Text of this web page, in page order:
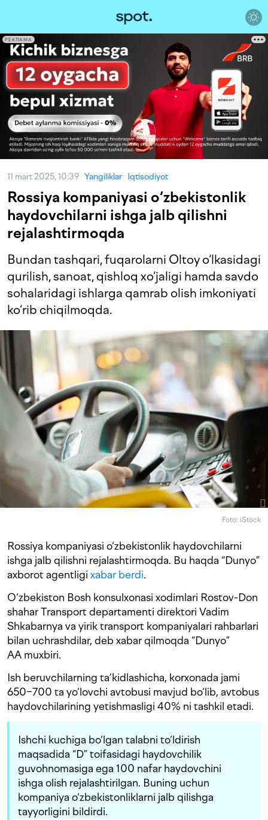
РЕКЛАМА
11 mart 2025, 10:39 Yangiliklar Iqtisodiyot
Rossiya kompaniyasi o‘zbekistonlik
haydovchilarni ishga jalb qilishni
rejalashtirmoqda
Bundan tashqari, fuqarolarni Oltoy o‘lkasidagi
qurilish, sanoat, qishloq xo‘jaligi hamda savdo
sohalaridagi ishlarga qamrab olish imkoniyati
ko‘rib chiqilmoqda.
Foto: iStock
Rossiya kompaniyasi o‘zbekistonlik haydovchilarni
ishga jalb qilishni rejalashtirmoqda. Bu haqda “Dunyo”
axborot agentligi xabar berdi.
O‘zbekiston Bosh konsulxonasi xodimlari Rostov-Don
shahar Transport departamenti direktori Vadim
Shkabarnya va yirik transport kompaniyalari rahbarlari
bilan uchrashdilar, deb xabar qilmoqda “Dunyo”
AA muxbiri.
Ish beruvchilarning ta’kidlashicha, korxonada jami
650−700 ta yo‘lovchi avtobusi mavjud bo‘lib, avtobus
haydovchilarining yetishmasligi 40% ni tashkil etadi.
Ishchi kuchiga bo‘lgan talabni to‘ldirish
maqsadida “D” toifasidagi haydovchilik
guvohnomasiga ega 100 nafar haydovchini
ishga olish rejalashtirilgan. Buning uchun
kompaniya o‘zbekistonliklarni jalb qilishga
tayyorligini bildirdi.